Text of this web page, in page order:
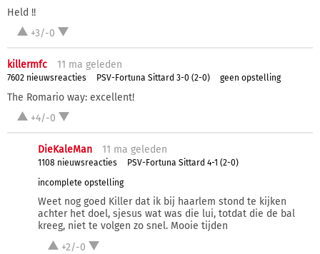
Held !!
+3/-0
killermfc 11 ma geleden
7602 nieuwsreacties PSV-Fortuna Sittard 3-0 (2-0) geen opstelling
The Romario way: excellent!
+4/-0
DieKaleMan 11 ma geleden
1108 nieuwsreacties
PSV-Fortuna Sittard 4-1 (2-0)
incomplete opstelling
Weet nog goed Killer dat ik bij haarlem stond te kijken
achter het doel, sjesus wat was die lui, totdat die de bal
kreeg, niet te volgen zo snel. Mooie tijden
+2/-0